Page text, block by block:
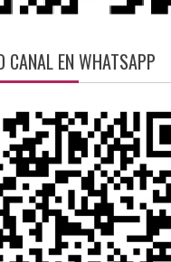
CANAL EN WHATSAPP